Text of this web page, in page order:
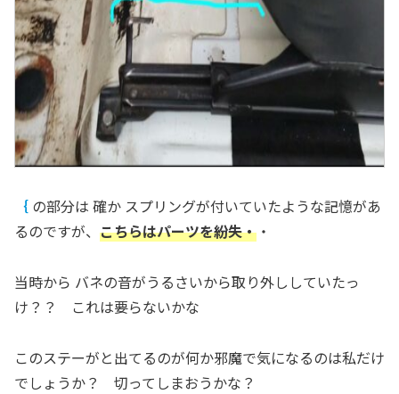
｛ の部分は 確か スプリングが付いていたような記憶があ
るのですが、 こちらはパーツを紛失・ ・
当時から バネの音がうるさいから取り外ししていたっ
け？？ これは要らないかな
このステーがと出てるのが何か邪魔で気になるのは私だけ
でしょうか？ 切ってしまおうかな？